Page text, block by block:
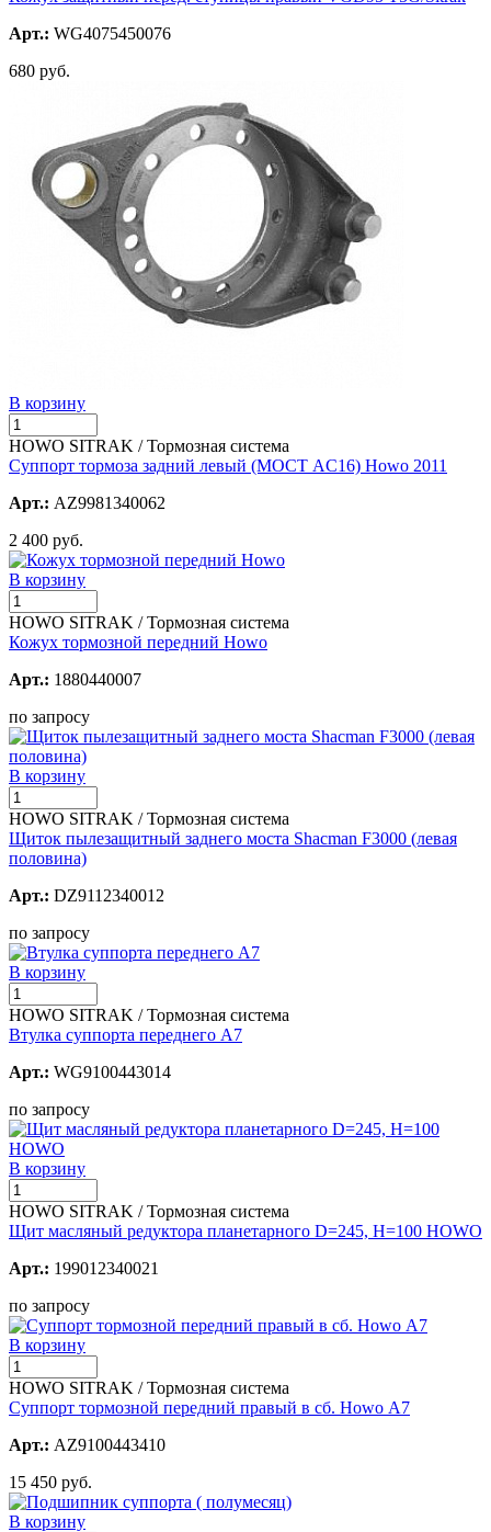
Арт.: WG4075450076
680 руб.
В корзину
HOWO SITRAK / Тормозная система
Суппорт тормоза задний левый (МОСТ AC16) Howo 2011
Арт.: AZ9981340062
2 400 руб.
В корзину
HOWO SITRAK / Тормозная система
Кожух тормозной передний Howo
Арт.: 1880440007
по запросу
В корзину
HOWO SITRAK / Тормозная система
Щиток пылезащитный заднего моста Shacman F3000 (левая
половина)
Арт.: DZ9112340012
по запросу
В корзину
HOWO SITRAK / Тормозная система
Втулка суппорта переднего А7
Арт.: WG9100443014
по запросу
В корзину
HOWO SITRAK / Тормозная система
Щит масляный редуктора планетарного D=245, H=100 HOWO
Арт.: 199012340021
по запросу
В корзину
HOWO SITRAK / Тормозная система
Суппорт тормозной передний правый в сб. Howo А7
Арт.: AZ9100443410
15 450 руб.
В корзину